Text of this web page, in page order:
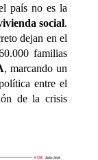
país no es la
social.
dejan en el
familias
, marcando un
entre el
de la crisis